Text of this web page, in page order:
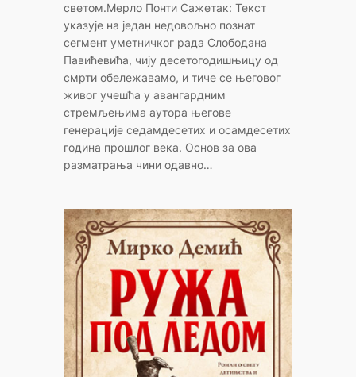
светом.Мерло Понти Сажетак: Текст
указује на један недовољно познат
сегмент уметничког рада Слободана
Павићевића, чију десетогодишњицу од
смрти обележавамо, и тиче се његовог
живог учешћа у авангардним
стремљењима аутора његове
генерације седамдесетих и осамдесетих
година прошлог века. Основ за ова
разматрања чини одавно…